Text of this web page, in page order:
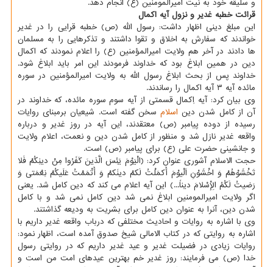
و سلیقه خود به نیت امیرالمومنین (ع) انجام دهد.
قرائت خطبه غدیر و نزول آیه اکمال
این مبلغ دینی اظهار داشت: رسول الله (ص) خطبه قرایی را در غدیر
خواندند که سفارش به اخلاق و تقوا داشتند و تذکرهایی را به مسلمان
ها دادند در آخر هم ولایت امیرالمؤمنین (ع) را اعلام نمودند که اکمال
دین در همین ابلاغ بود که خداوند فرمودند این امر باید ابلاغ شود.
خداوند پس از بحث ابلاغ رسول الله به ولایت امیرالمؤمنین در سوره
مائده آیه ۳ آیه اکمال را رساندند.
وی بیان کرد: آیه اِکمال قسمتی از آیه سوم سوره مائده، که خداوند در
آن از کامل شدن دین اسلامسخن گفته است. شیعیان برمبنای روایات
رسیده از دوده پیامبر (ص) معتقدند، این آیه در روز غدیر و درباره
واقعه غدیر نازل شد و منظور از کامل شدن دین و نعمت، اعلام ولایت
و جانشینی حضرت علی (ع) برای پیامبر (ص) است.
حجت الاسلام آشوری عنوان کرد: (الْیَوْمَ یَئِسَ الَّذینَ کَفَرُوا مِنْ دینِکُمْ فَلا
تَخْشَوْهُمْ وَ اخْشَوْنِ اَلْیوْمَ أَکمَلْتُ لَکمْ دینَکمْ وَ أَتْمَمْتُ عَلَیکُمْ نِعْمَتی وَ
رَضیتُ لَکُمُ الْإِسْلامَ دیناً...) این آیه اعلام می کند که دین کامل شد. یعنی
اگر ولایت امیرالمومنین ابلاغ نمی شد دین کامل نمی شد و با کامل
شدن دین، آنرا به عنوان دین کامل برای بشریت به ودیعه گذاشتند.
وی با اشاره به روایات و احادیث مختلفی که درباب واقعه غدیر داریم با
اشاره به روایتی که در کتاب الامالی شیخ صدوق آمده است، اظهار نمود:
روایات زیادی در فضیلت غدیر و عید غدیر داریم که در روایتی رسول
خدا (ص) می فرمایند: روز غدیر خم بهترین عیدهای امت من است و